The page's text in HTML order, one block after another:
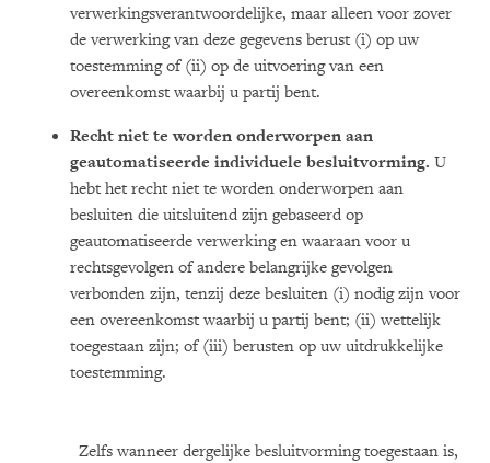
verwerkingsverantwoordelijke, maar alleen voor zover
de verwerking van deze gegevens berust (i) op uw
toestemming of (ii) op de uitvoering van een
overeenkomst waarbij u partij bent.
Recht niet te worden onderworpen aan
geautomatiseerde individuele besluitvorming. U
hebt het recht niet te worden onderworpen aan
besluiten die uitsluitend zijn gebaseerd op
geautomatiseerde verwerking en waaraan voor u
rechtsgevolgen of andere belangrijke gevolgen
verbonden zijn, tenzij deze besluiten (i) nodig zijn voor
een overeenkomst waarbij u partij bent; (ii) wettelijk
toegestaan zijn; of (iii) berusten op uw uitdrukkelijke
toestemming.
Zelfs wanneer dergelijke besluitvorming toegestaan is,